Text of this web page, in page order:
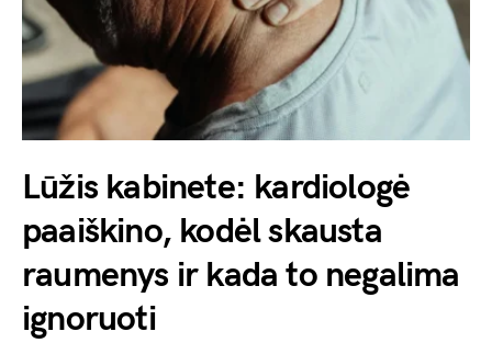
Lūžis kabinete: kardiologė
paaiškino, kodėl skausta
raumenys ir kada to negalima
ignoruoti